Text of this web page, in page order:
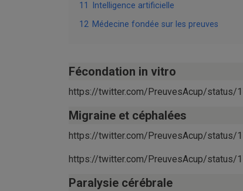
11
Intelligence artificielle
12 Médecine fondée sur les preuves
Fécondation in vitro
https://twitter.com/PreuvesAcup/status/
Migraine et céphalées
https://twitter.com/PreuvesAcup/status/
https://twitter.com/PreuvesAcup/status/
Paralysie cérébrale